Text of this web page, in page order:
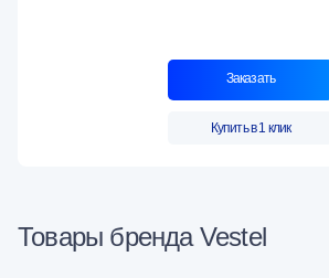
Заказать
Купить в 1 клик
Товары бренда Vestel